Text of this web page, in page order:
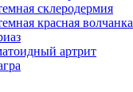
склеродермия
красная волчанка
артрит